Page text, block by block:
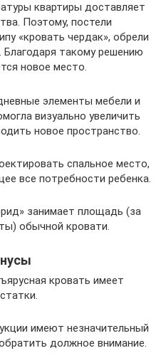
квартиры доставляет
Поэтому, постели
«кровать чердак», обрели
такому решению
новое место.
элементы мебели и
визуально увеличить
новое пространство.
спальное место,
все потребности ребенка.
занимает площадь (за
обычной кровати.
кровать имеет
имеют незначительный
должное внимание.